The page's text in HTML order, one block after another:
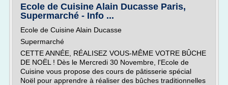
Ecole de Cuisine Alain Ducasse Paris,
Supermarché - Info ...
Ecole de Cuisine Alain Ducasse
Supermarché
CETTE ANNÉE, RÉALISEZ VOUS-MÊME VOTRE BÛCHE
DE NOËL ! Dès le Mercredi 30 Novembre, l'Ecole de
Cuisine vous propose des cours de pâtisserie spécial
Noël pour apprendre à réaliser des bûches traditionnelles